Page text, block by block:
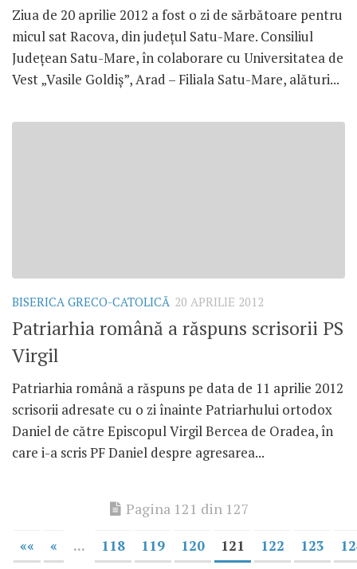
Ziua de 20 aprilie 2012 a fost o zi de sărbătoare pentru
micul sat Racova, din judeţul Satu-Mare. Consiliul
Judeţean Satu-Mare, în colaborare cu Universitatea de
Vest „Vasile Goldiş”, Arad – Filiala Satu-Mare, alături...
BISERICA GRECO-CATOLICĂ 20 APRILIE 2012
Patriarhia română a răspuns scrisorii PS
Virgil
Patriarhia română a răspuns pe data de 11 aprilie 2012
scrisorii adresate cu o zi înainte Patriarhului ortodox
Daniel de către Episcopul Virgil Bercea de Oradea, în
care i-a scris PF Daniel despre agresarea...
Pagina 121 din 127
«« « ... 118 119 120 121 122 123